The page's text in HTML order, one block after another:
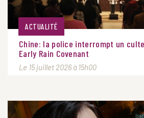
ACTUALITÉ
Chine: la police interrompt un culte
Early Rain Covenant
Le 15 juillet 2026 à 15h00